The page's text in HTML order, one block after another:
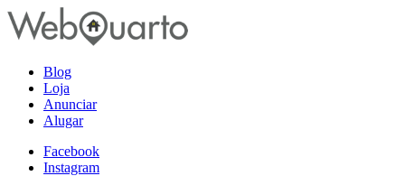
Blog
Loja
Anunciar
Alugar
Facebook
Instagram